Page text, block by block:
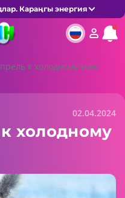
Караңгы энергия
к холодному маю
02.04.2024
холодному